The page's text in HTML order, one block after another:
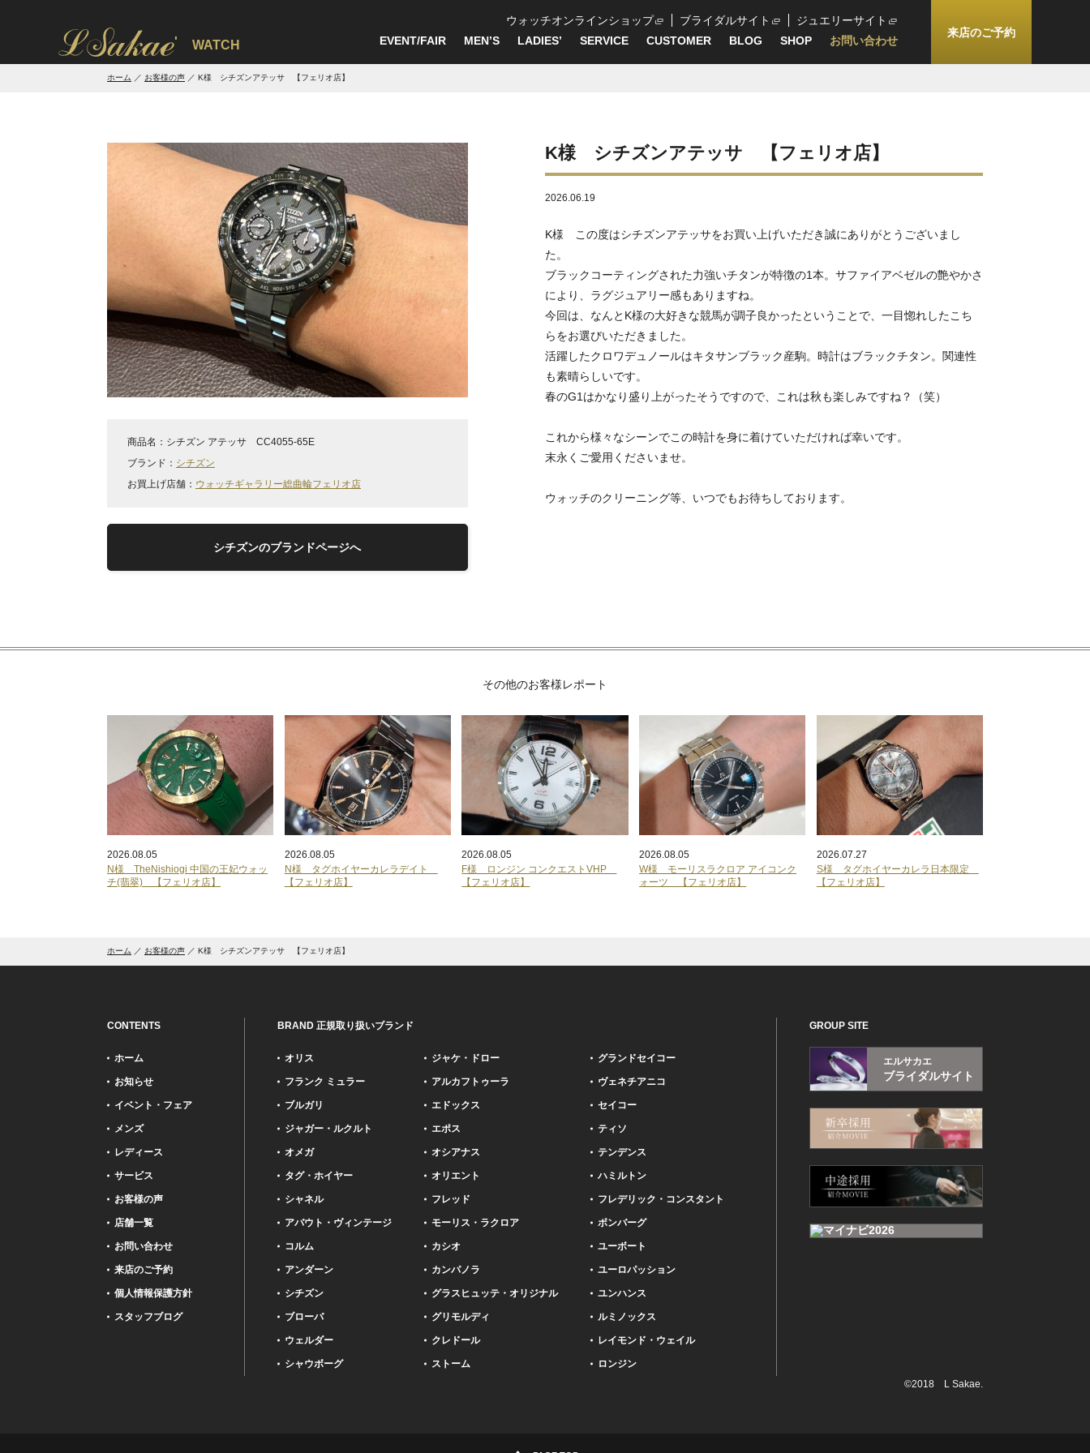
' WATCH
ウォッチオンラインショップ ブライダルサイト
ジュエリーサイト
EVENT/FAIR
MEN’S LADIES’ SERVICE CUSTOMER BLOG SHOP お問い合わせ
来店のご予約
ホーム お客様の声 K様 シチズンアテッサ 【フェリオ店】
K様 シチズンアテッサ 【フェリオ店】
2026.06.19
K様 この度はシチズンアテッサをお買い上げいただき誠にありがとうございまし
た。
ブラックコーティングされた力強いチタンが特徴の1本。サファイアベゼルの艶やかさ
により、ラグジュアリー感もありますね。
今回は、なんとK様の大好きな競馬が調子良かったということで、一目惚れしたこち
らをお選びいただきました。
活躍したクロワデュノールはキタサンブラック産駒。時計はブラックチタン。関連性
も素晴らしいです。
春のG1はかなり盛り上がったそうですので、これは秋も楽しみですね？（笑）
これから様々なシーンでこの時計を身に着けていただければ幸いです。
末永くご愛用くださいませ。
ウォッチのクリーニング等、いつでもお待ちしております。
商品名： シチズン アテッサ CC4055-65E
ブランド： シチズン
お買上げ店舗： ウォッチギャラリー総曲輪フェリオ店
シチズンのブランドページへ
その他のお客様レポート
2026.08.05
N様 TheNishiogi 中国の王妃ウォッ
チ(翡翠) 【フェリオ店】
2026.08.05
N様 タグホイヤーカレラデイト
【フェリオ店】
2026.08.05
F様 ロンジン コンクエストVHP
【フェリオ店】
2026.08.05
W様 モーリスラクロア アイコンク
ォーツ 【フェリオ店】
2026.07.27
S様 タグホイヤーカレラ日本限定
【フェリオ店】
ホーム お客様の声 K様 シチズンアテッサ 【フェリオ店】
CONTENTS
ホーム
お知らせ
イベント・フェア
メンズ
レディース
サービス
お客様の声
店舗一覧
お問い合わせ
来店のご予約
個人情報保護方針
スタッフブログ
BRAND 正規取り扱いブランド
オリス
フランク ミュラー
ブルガリ
ジャガー・ルクルト
オメガ
タグ・ホイヤー
シャネル
アバウト・ヴィンテージ
コルム
アンダーン
シチズン
ブローバ
ウェルダー
シャウボーグ
ジャケ・ドロー
アルカフトゥーラ
エドックス
エポス
オシアナス
オリエント
フレッド
モーリス・ラクロア
カシオ
カンパノラ
グラスヒュッテ・オリジナル
グリモルディ
クレドール
ストーム
グランドセイコー
ヴェネチアニコ
セイコー
ティソ
テンデンス
ハミルトン
フレデリック・コンスタント
ボンバーグ
ユーボート
ユーロパッション
ユンハンス
ルミノックス
レイモンド・ウェイル
ロンジン
GROUP SITE
エルサカエ
ブライダルサイト
©2018 L Sakae.